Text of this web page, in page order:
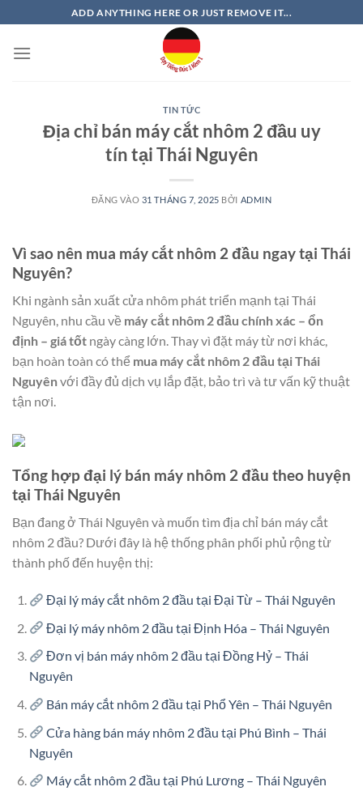
qua
nội
ADD ANYTHING HERE OR JUST REMOVE IT...
TIN TỨC
Địa chỉ bán máy cắt nhôm 2 đầu uy
tín tại Thái Nguyên
ĐĂNG VÀO 31 THÁNG 7, 2025 BỞI ADMIN
Vì sao nên mua máy cắt nhôm 2 đầu ngay tại Thái
Nguyên?
Khi ngành sản xuất cửa nhôm phát triển mạnh tại Thái
Nguyên, nhu cầu về máy cắt nhôm 2 đầu chính xác – ổn
định – giá tốt ngày càng lớn. Thay vì đặt máy từ nơi khác,
bạn hoàn toàn có thể mua máy cắt nhôm 2 đầu tại Thái
Nguyênvới đầy đủ dịch vụ lắp đặt, bảo trì và tư vấn kỹ thuật
tận nơi.
Tổng hợp đại lý bán máy nhôm 2 đầu theo huyện
tại Thái Nguyên
Bạn đang ở Thái Nguyên và muốn tìm địa chỉ bán máy cắt
nhôm 2 đầu? Dưới đây là hệ thống phân phối phủ rộng từ
thành phố đến huyện thị:
Đại lý máy cắt nhôm 2 đầu tại Đại Từ – Thái Nguyên
Đại lý máy nhôm 2 đầu tại Định Hóa – Thái Nguyên
Đơn vị bán máy nhôm 2 đầu tại Đồng Hỷ – Thái
Nguyên
Bán máy cắt nhôm 2 đầu tại Phổ Yên – Thái Nguyên
Cửa hàng bán máy nhôm 2 đầu tại Phú Bình – Thái
Nguyên
Máy cắt nhôm 2 đầu tại Phú Lương – Thái Nguyên